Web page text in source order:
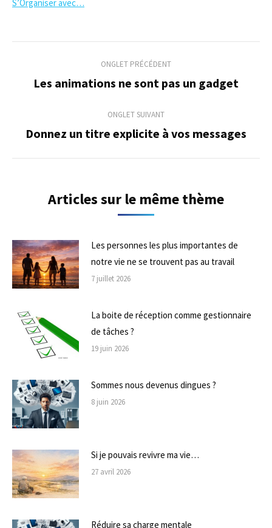
S’Organiser avec…
commentaire
ONGLET PRÉCÉDENT
Onglet
Les animations ne sont pas un gadget
ONGLET SUIVANT
Onglet
Donnez un titre explicite à vos messages
Articles sur le même thème
Les personnes les plus importantes de
notre vie ne se trouvent pas au travail
7 juillet 2026
La boite de réception comme gestionnaire
de tâches ?
19 juin 2026
Sommes nous devenus dingues ?
8 juin 2026
Si je pouvais revivre ma vie…
27 avril 2026
Réduire sa charge mentale